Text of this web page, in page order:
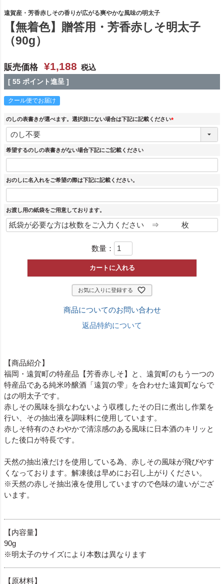
遠賀産・芳香赤しその香りが広がる爽やかな風味の明太子
【無着色】贈答用・芳香赤しそ明太子
（90g）
販売価格 ¥1,188 税込
[ 55 ポイント進呈 ]
クール便でお届け
のしの表書きが選べます。選択肢にない場合は下記に記載ください
(
希望するのしの表書きがない場合下記にご記載ください
おのしに名入れをご希望の際は下記に記載ください。
お渡し用の紙袋をご用意しております。
数量：
カートに入れる
お気に入りに登録する
商品についてのお問い合わせ
返品特約について
【商品紹介】
福岡・遠賀町の特産品【芳香赤しそ】と、遠賀町のもう一つの
特産品である純米吟醸酒「遠賀の雫」を合わせた遠賀町ならで
はの明太子です。
赤しその風味を損なわないよう収穫したその日に煮出し作業を
行い、その抽出液を調味料に使用しています。
赤しそ特有のさわやかで清涼感のある風味に日本酒のキリッと
した後口が特長です。
天然の抽出液だけを使用している為、赤しその風味が飛びやす
くなっております。解凍後は早めにお召し上がりください。
※天然の赤しそ抽出液を使用していますので色味の違いがござ
います。
【内容量】
90g
※明太子のサイズにより本数は異なります
【原材料】